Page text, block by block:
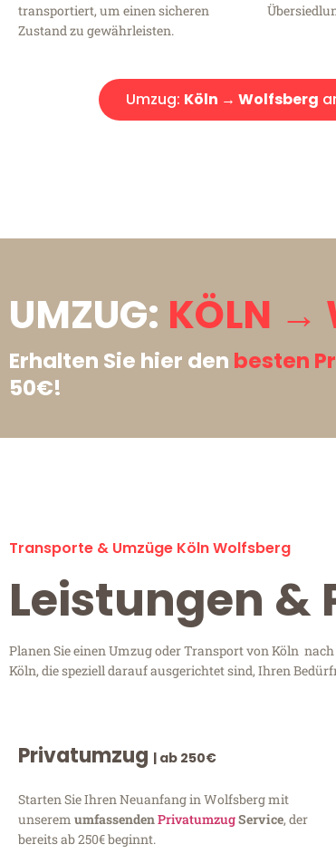
transportiert, um einen sicheren
Zustand zu gewährleisten.
Umzug: Köln → Wolfsberg
UMZUG: KÖLN →
Erhalten Sie hier den besten
50€!
Transporte & Umzüge Köln Wolfsberg
Leistungen &
Planen Sie einen Umzug oder Transport von Köln
Köln, die speziell darauf ausgerichtet sind, Ihren
Privatumzug | ab 250€
Starten Sie Ihren Neuanfang in Wolfsberg mit
unserem umfassendenPrivatumzugService, der
bereits ab 250€ beginnt.